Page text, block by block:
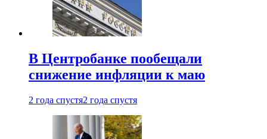
В Центробанке пообещали
снижение инфляции к маю
2 года спустя2 года спустя